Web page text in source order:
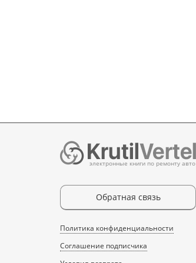
электронные книги по ремонту авто
Обратная связь
Политика конфиденциальности
Соглашение подписчика